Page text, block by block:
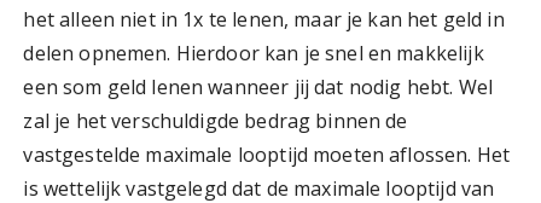
het alleen niet in 1x te lenen, maar je kan het geld in
delen opnemen. Hierdoor kan je snel en makkelijk
een som geld lenen wanneer jij dat nodig hebt. Wel
zal je het verschuldigde bedrag binnen de
vastgestelde maximale looptijd moeten aflossen. Het
is wettelijk vastgelegd dat de maximale looptijd van